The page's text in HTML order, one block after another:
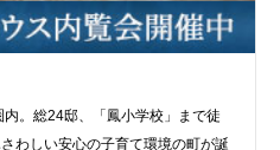
。総24邸、「鳳小学校」まで徒
わしい安心の子育て環境の町が誕